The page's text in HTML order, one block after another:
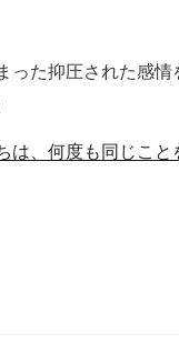
った抑圧された感
は、何度も同じこ